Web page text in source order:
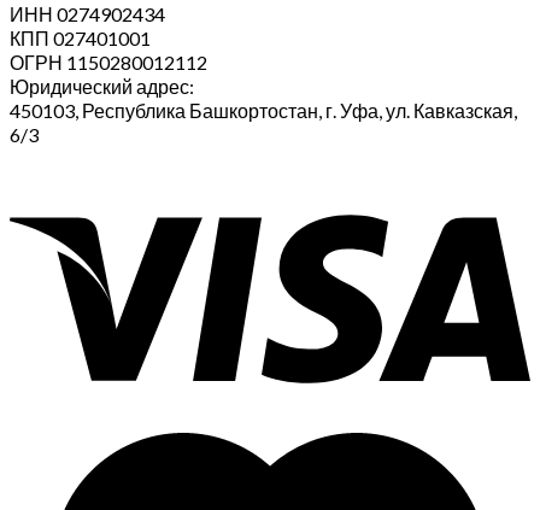
ИНН 0274902434
КПП 027401001
ОГРН 1150280012112
Юридический адрес:
450103, Республика Башкортостан, г. Уфа, ул. Кавказская,
6/3